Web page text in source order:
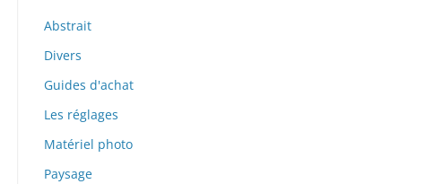
Abstrait
Divers
Guides d'achat
Les réglages
Matériel photo
Paysage